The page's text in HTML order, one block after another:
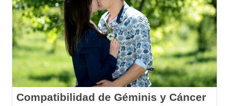
Compatibilidad de Géminis y Cáncer